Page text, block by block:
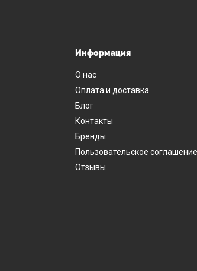
Информация
О нас
Оплата и доставка
Блог
Контакты
Бренды
Пользовательское соглашение
Отзывы